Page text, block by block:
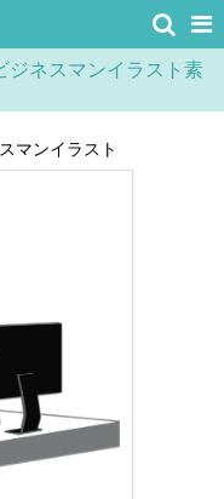
ジネスマンイラスト素
マンイラスト